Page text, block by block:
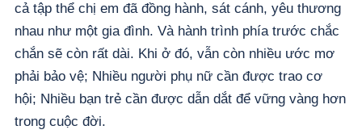
cả tập thể chị em đã đồng hành, sát cánh, yêu thương
nhau như một gia đình. Và hành trình phía trước chắc
chắn sẽ còn rất dài. Khi ở đó, vẫn còn nhiều ước mơ
phải bảo vệ; Nhiều người phụ nữ cần được trao cơ
hội; Nhiều bạn trẻ cần được dẫn dắt để vững vàng hơn
trong cuộc đời.